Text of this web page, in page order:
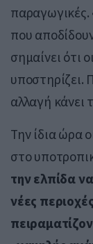
παραγωγικές.
που
σημαίνει ότι
υποστηρίζει.
αλλαγή κάνει
Την ίδια ώρα
στο
την ελπίδα
νέες